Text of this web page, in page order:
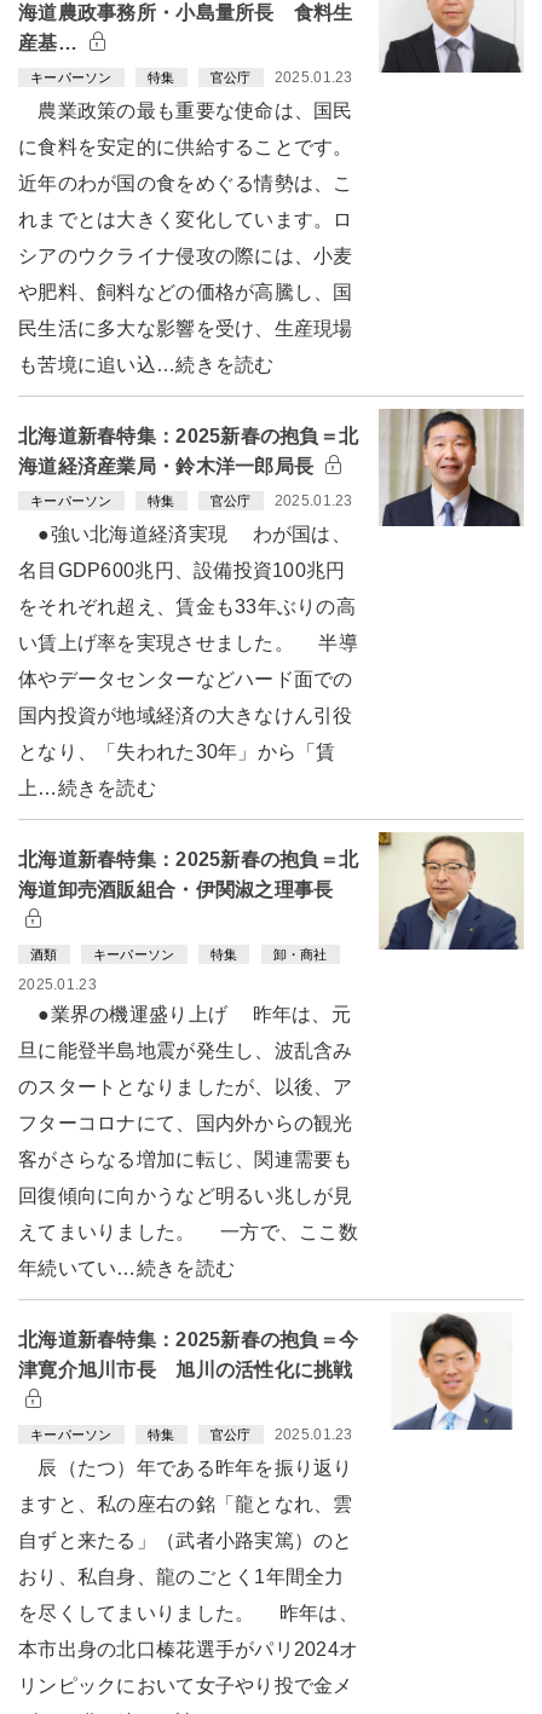
海道農政事務所・小島量所長 食料生
産基…
キーパーソン 特集 官公庁 2025.01.23
農業政策の最も重要な使命は、国民
に食料を安定的に供給することです。
近年のわが国の食をめぐる情勢は、こ
れまでとは大きく変化しています。ロ
シアのウクライナ侵攻の際には、小麦
や肥料、飼料などの価格が高騰し、国
民生活に多大な影響を受け、生産現場
も苦境に追い込…続きを読む
北海道新春特集：2025新春の抱負＝北
海道経済産業局・鈴木洋一郎局長
キーパーソン 特集 官公庁 2025.01.23
●強い北海道経済実現 わが国は、
名目GDP600兆円、設備投資100兆円
をそれぞれ超え、賃金も33年ぶりの高
い賃上げ率を実現させました。 半導
体やデータセンターなどハード面での
国内投資が地域経済の大きなけん引役
となり、「失われた30年」から「賃
上…続きを読む
北海道新春特集：2025新春の抱負＝北
海道卸売酒販組合・伊関淑之理事長
酒類 キーパーソン 特集 卸・商社
2025.01.23
●業界の機運盛り上げ 昨年は、元
旦に能登半島地震が発生し、波乱含み
のスタートとなりましたが、以後、ア
フターコロナにて、国内外からの観光
客がさらなる増加に転じ、関連需要も
回復傾向に向かうなど明るい兆しが見
えてまいりました。 一方で、ここ数
年続いてい…続きを読む
北海道新春特集：2025新春の抱負＝今
津寛介旭川市長 旭川の活性化に挑戦
キーパーソン 特集 官公庁 2025.01.23
辰（たつ）年である昨年を振り返り
ますと、私の座右の銘「龍となれ、雲
自ずと来たる」（武者小路実篤）のと
おり、私自身、龍のごとく1年間全力
を尽くしてまいりました。 昨年は、
本市出身の北口榛花選手がパリ2024オ
リンピックにおいて女子やり投で金メ